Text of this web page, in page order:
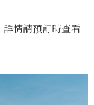
詳情請預訂時查看